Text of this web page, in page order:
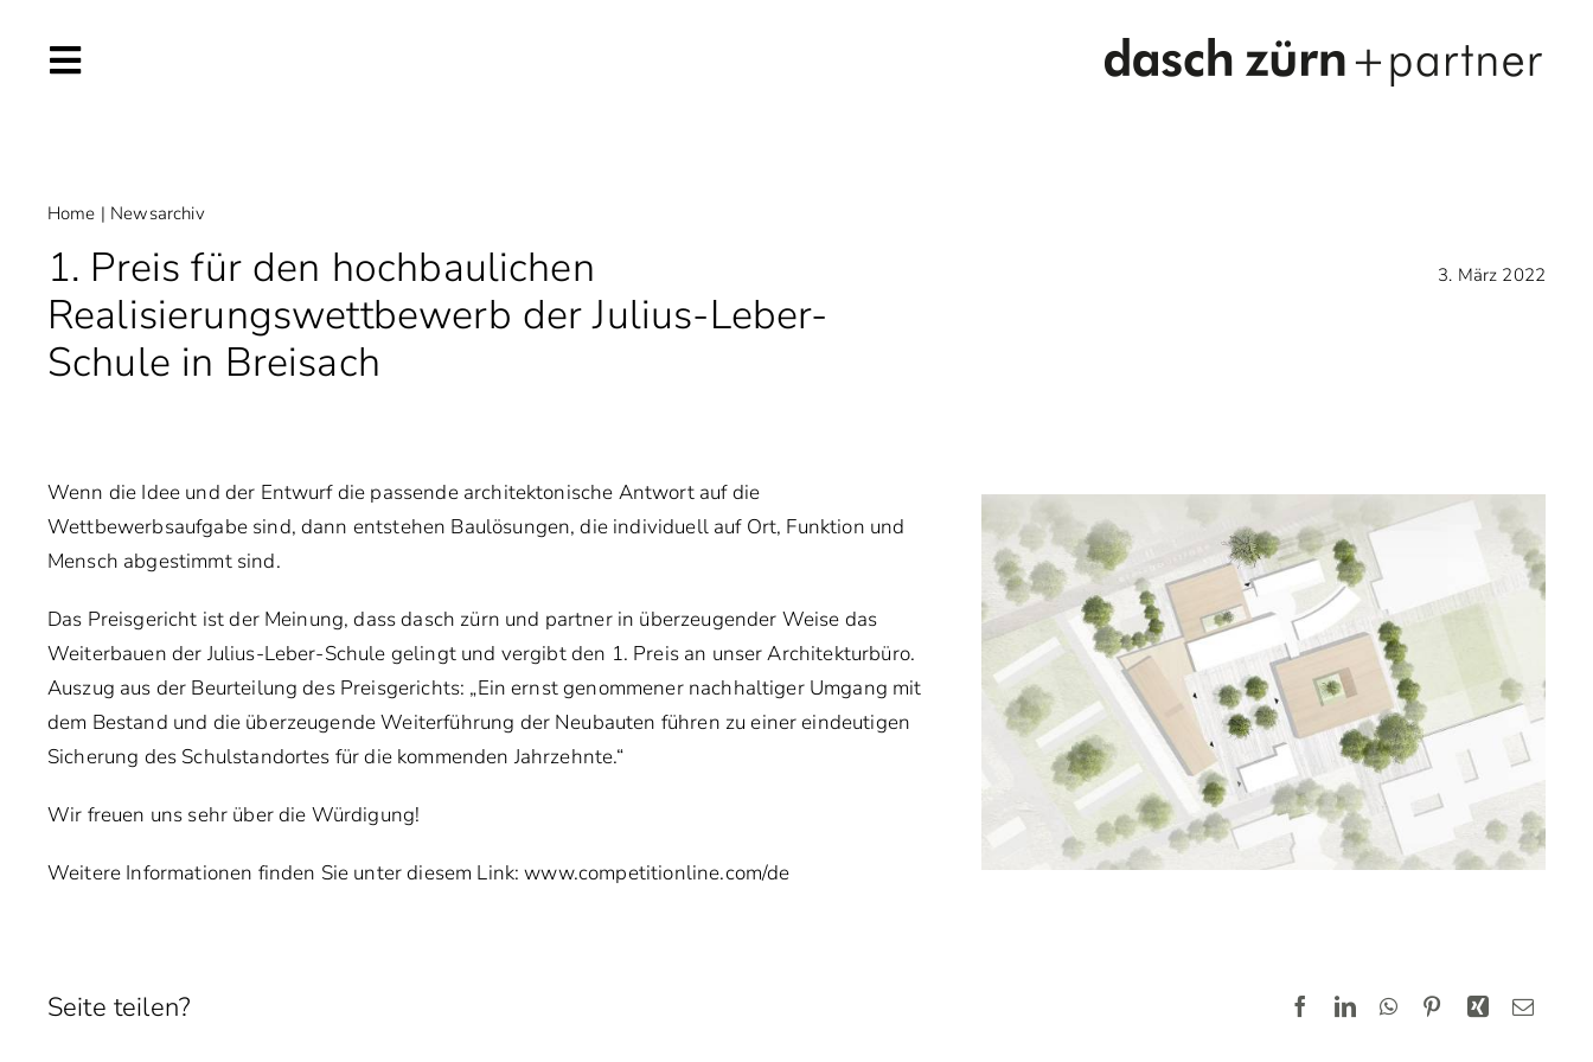
Home | Newsarchiv
1. Preis für den hochbaulichen
Realisierungswettbewerb der Julius-Leber-
Schule in Breisach
3. März 2022
Wenn die Idee und der Entwurf die passende architektonische Antwort auf die
Wettbewerbsaufgabe sind, dann entstehen Baulösungen, die individuell auf Ort, Funktion und
Mensch abgestimmt sind.
Das Preisgericht ist der Meinung, dass dasch zürn und partner in überzeugender Weise das
Weiterbauen der Julius-Leber-Schule gelingt und vergibt den 1. Preis an unser Architekturbüro.
Auszug aus der Beurteilung des Preisgerichts: „Ein ernst genommener nachhaltiger Umgang mit
dem Bestand und die überzeugende Weiterführung der Neubauten führen zu einer eindeutigen
Sicherung des Schulstandortes für die kommenden Jahrzehnte.“
Wir freuen uns sehr über die Würdigung!
Weitere Informationen finden Sie unter diesem Link:www.competitionline.com/de
Seite teilen?